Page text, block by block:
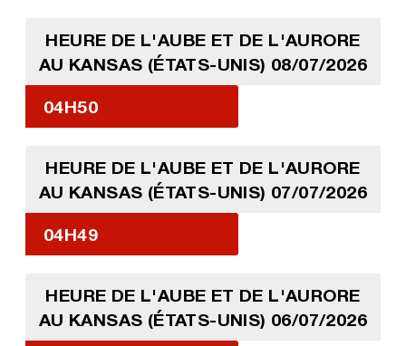
HEURE DE L'AUBE ET DE L'AURORE
AU KANSAS (ÉTATS-UNIS) 08/07/2026
04H50
HEURE DE L'AUBE ET DE L'AURORE
AU KANSAS (ÉTATS-UNIS) 07/07/2026
04H49
HEURE DE L'AUBE ET DE L'AURORE
AU KANSAS (ÉTATS-UNIS) 06/07/2026